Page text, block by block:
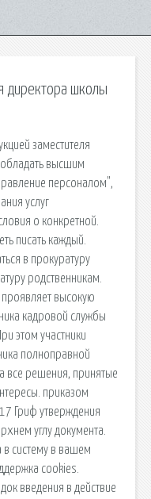
директора школы
заместителя
высшим
персоналом",
услуг
о конкретной.
писать каждый.
в прокуратуру
родственникам.
высокую
кадровой службы
этом участники
полноправной
все решения, принятые
приказом
Гриф утверждения
углу документа.
систему в вашем
cookies.
введения в действие